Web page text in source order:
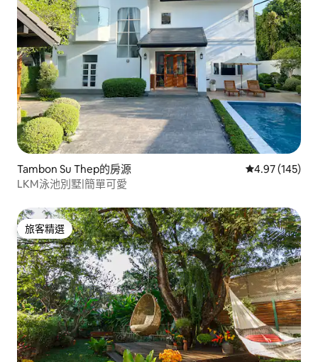
Tambon Su Thep的房源 從 145 則評價
4.97 (145)
LKM泳池別墅|簡單可愛
旅客精選
旅客精選